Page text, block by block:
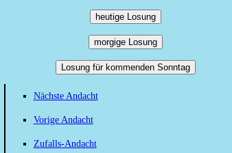
heutige Losung
morgige Losung
Losung für kommenden Sonntag
Nächste Andacht
Vorige Andacht
Zufalls-Andacht